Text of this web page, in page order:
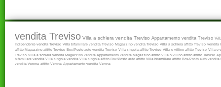
vendita Treviso Villa a schiera vendita Treviso Appartamento vendita Treviso
Indipendente vendita Treviso Villa bifamiliare vendita Treviso Magazzino vendita Treviso Villa a schiera affitto Treviso vendita
affitto Magazzino affitto Treviso Box/Posto auto vendita Treviso Villa singola affitto Treviso Villa o villino affitto Treviso Villa o
Treviso Villa a schiera vendita Magazzino vendita Appartamento vendita Magazzino affitto Villa o villino affitto affitto Treviso
bifamiliare vendita Villa singola vendita Villa singola affitto Box/Posto auto affitto Villa bifamiliare affitto Box/Posto auto vendita
vendita Verona affitto Verona Appartamento vendita Verona